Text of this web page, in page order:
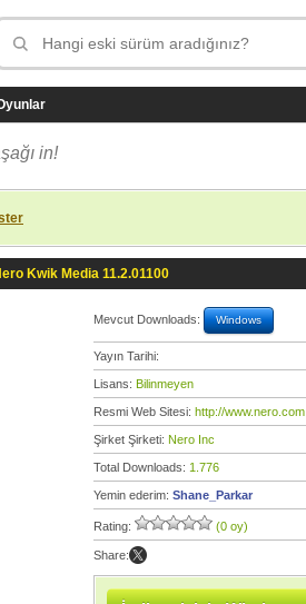
in!
Kwik Media 11.2.01100
Mevcut Downloads: Windows
Yayın Tarihi:
Lisans: Bilinmeyen
Resmi Web Sitesi: http://www.nero.com
Şirket Şirketi: Nero Inc
Total Downloads: 1.776
Yemin ederim: Shane_Parkar
Rating: (0 oy)
Share: